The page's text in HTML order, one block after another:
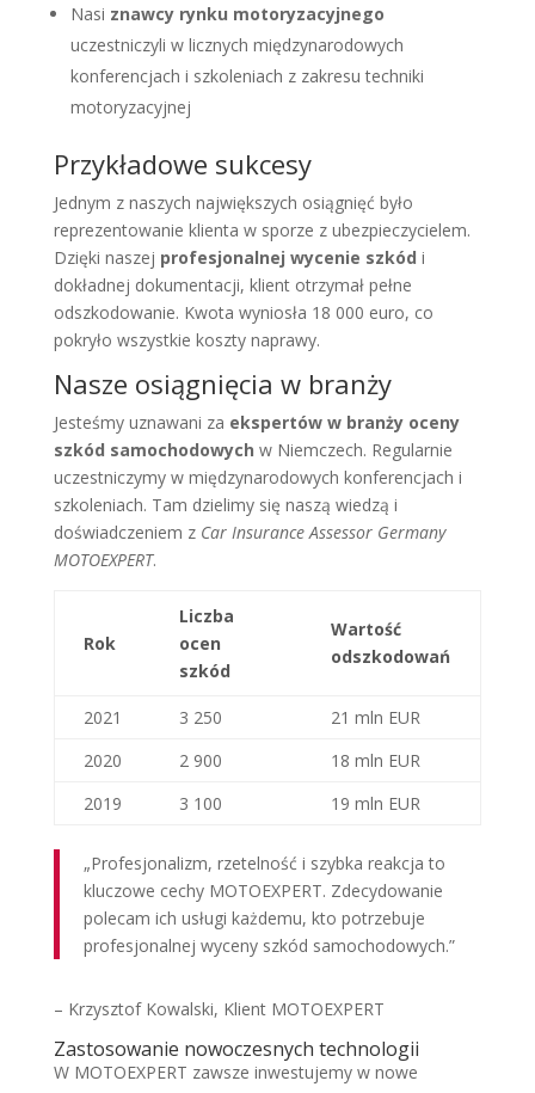
Nasi znawcy rynku motoryzacyjnego
uczestniczyli w licznych międzynarodowych
konferencjach i szkoleniach z zakresu techniki
motoryzacyjnej
Przykładowe sukcesy
Jednym z naszych największych osiągnięć było
reprezentowanie klienta w sporze z ubezpieczycielem.
Dzięki naszej profesjonalnej wycenie szkód i
dokładnej dokumentacji, klient otrzymał pełne
odszkodowanie. Kwota wyniosła 18 000 euro, co
pokryło wszystkie koszty naprawy.
Nasze osiągnięcia w branży
Jesteśmy uznawani za ekspertów w branży oceny
szkód samochodowych w Niemczech. Regularnie
uczestniczymy w międzynarodowych konferencjach i
szkoleniach. Tam dzielimy się naszą wiedzą i
doświadczeniem z Car Insurance Assessor Germany
MOTOEXPERT.
Rok
Liczba
ocen
szkód
Wartość
odszkodowań
2021 3 250
21 mln EUR
2020
2 900
18 mln EUR
2019
3 100 19 mln EUR
„Profesjonalizm, rzetelność i szybka reakcja to
kluczowe cechy MOTOEXPERT. Zdecydowanie
polecam ich usługi każdemu, kto potrzebuje
profesjonalnej wyceny szkód samochodowych.”
– Krzysztof Kowalski, Klient MOTOEXPERT
Zastosowanie nowoczesnych technologii
W MOTOEXPERT zawsze inwestujemy w nowe